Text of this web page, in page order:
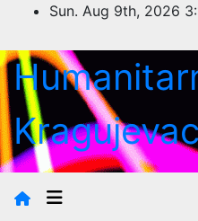
content
Sun. Aug 9th, 2026
Kragujevac